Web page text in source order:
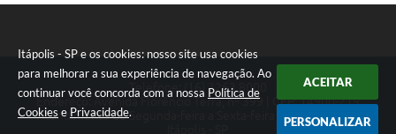
Itápolis - SP e os cookies: nosso site usa cookies
para melhorar a sua experiência de navegação. Ao
continuar você concorda com a nossa Política de
Cookies e Privacidade.
ACEITAR
PERSONALIZAR
Telefone: (16) 3263.8000
Endereço: Avenida Florêncio Terra, nº 399 | CEP: 14900-219
Atendimento de Segunda-feira a Sexta-feira das 08h às 17h